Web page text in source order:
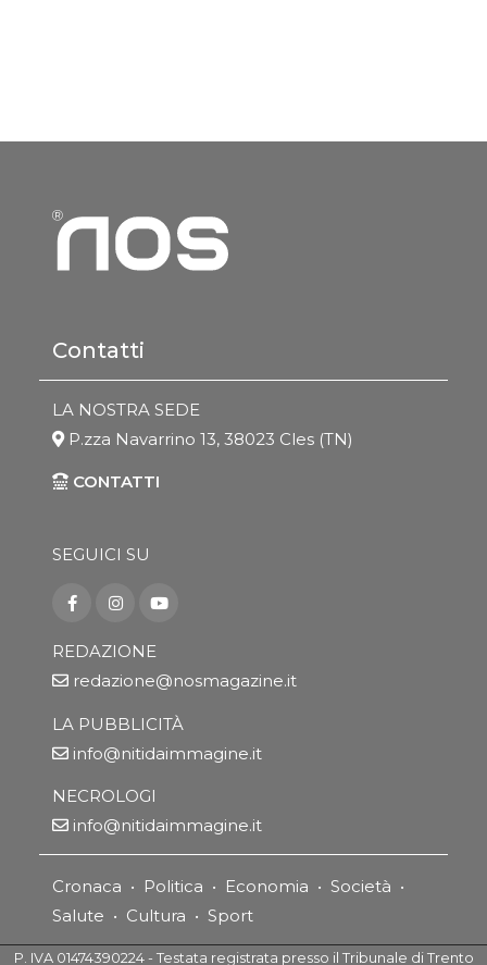
Contatti
LA NOSTRA SEDE
P.zza Navarrino 13, 38023 Cles (TN)
CONTATTI
SEGUICI SU
REDAZIONE
redazione@nosmagazine.it
LA PUBBLICITÀ
info@nitidaimmagine.it
NECROLOGI
info@nitidaimmagine.it
Cronaca • Politica • Economia • Società •
Salute • Cultura • Sport
P. IVA 01474390224 - Testata registrata presso il Tribunale di Trento